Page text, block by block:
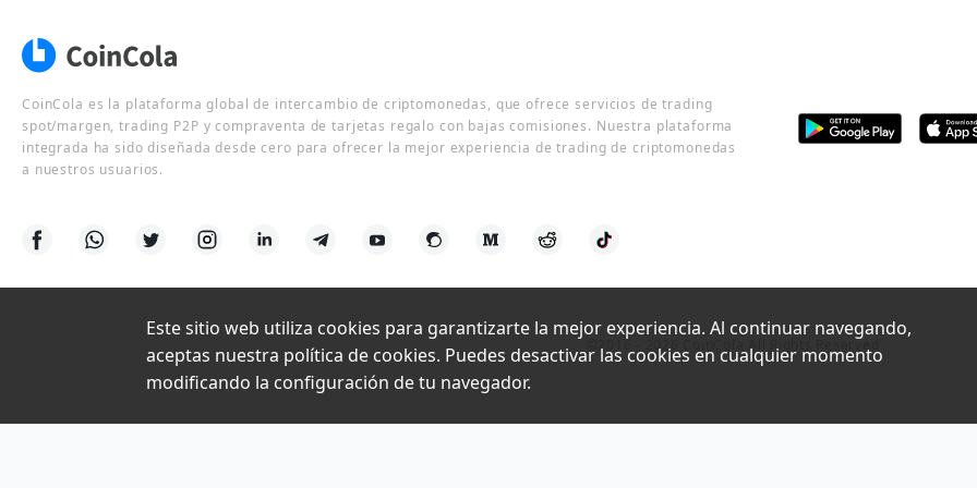
CoinCola es la plataforma global de intercambio de criptomonedas, que ofrece servicios de trading
spot/margen, trading P2P y compraventa de tarjetas regalo con bajas comisiones. Nuestra plataforma
integrada ha sido diseñada desde cero para ofrecer la mejor experiencia de trading de criptomonedas
a nuestros usuarios.
©2016 - 2026 CoinCola All Rights Reserved
Este sitio web utiliza cookies para garantizarte la mejor experiencia. Al continuar navegando,
aceptas nuestra política de cookies. Puedes desactivar las cookies en cualquier momento
modificando la configuración de tu navegador.